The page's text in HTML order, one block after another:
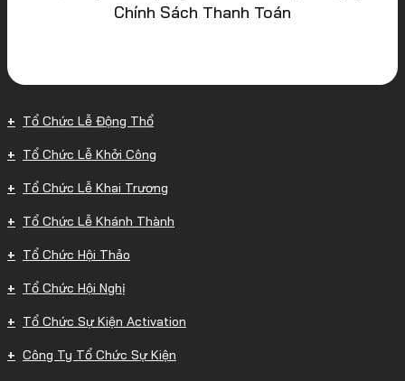
Chính Sách Thanh Toán
Tổ Chức Lễ Động Thổ
Tổ Chức Lễ Khởi Công
Tổ Chức Lễ Khai Trương
Tổ Chức Lễ Khánh Thành
Tổ Chức Hội Thảo
Tổ Chức Hội Nghị
Tổ Chức Sự Kiện Activation
Công Ty Tổ Chức Sự Kiện